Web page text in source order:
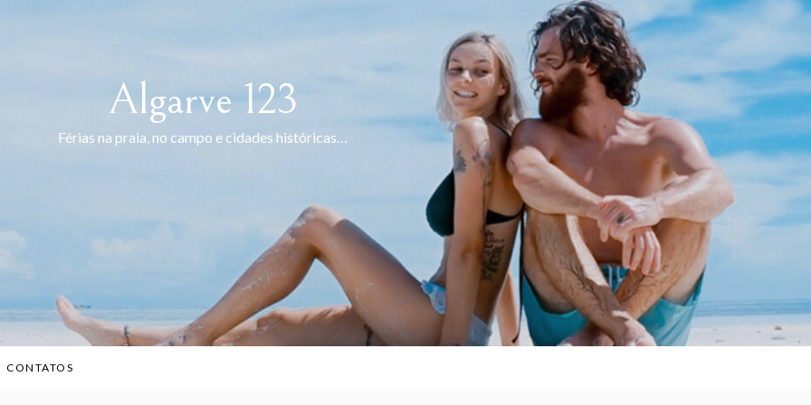
Algarve 123
Férias na praia, no campo e cidades históricas…
CONTATOS